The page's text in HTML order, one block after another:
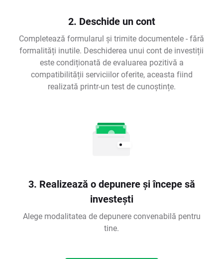
2. Deschide un cont
Completează formularul și trimite documentele - fără
formalități inutile. Deschiderea unui cont de investiții
este condiționată de evaluarea pozitivă a
compatibilității serviciilor oferite, aceasta fiind
realizată printr-un test de cunoștințe.
3. Realizează o depunere și începe să
investești
Alege modalitatea de depunere convenabilă pentru
tine.